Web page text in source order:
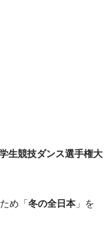
生競技ダンス選手権大
め「 冬の全日本」を